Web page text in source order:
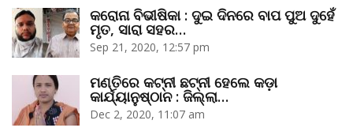
କରୋନା ବିଭୀଷିକା : ଦୁଇ ଦିନରେ ବାପ ପୁଅ ଦୁହେଁ
ମୃତ, ସାରା ସହର…
Sep 21, 2020, 12:57 pm
ମଣ୍ତିରେ କଟ୍‌ନୀ ଛଟ୍‌ନୀ ହେଲେ କଡ଼ା
କାର୍ଯ୍ୟାନୁଷ୍ଠାନ : ଜିଲ୍ଲା…
Dec 2, 2020, 11:07 am